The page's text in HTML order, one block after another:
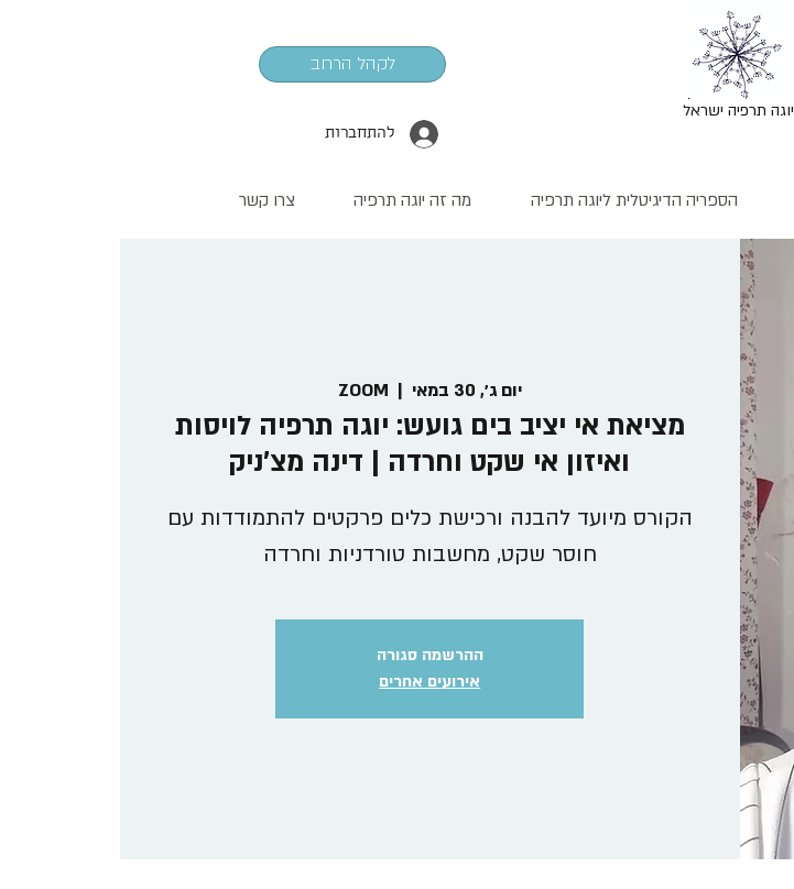
לקהל הרחב
להתחברות
יוגה תרפיה ישראל
הספריה הדיגיטלית ליוגה תרפיה מה זה יוגה תרפיה צרו קשר
יום ג׳, 30 במאי
  |
ZOOM
מציאת אי יציב בים גועש: יוגה תרפיה לויסות
ואיזון אי שקט וחרדה | דינה מצ'ניק
הקורס מיועד להבנה ורכישת כלים פרקטים להתמודדות עם
חוסר שקט, מחשבות טורדניות וחרדה
ההרשמה סגורה
אירועים אחרים